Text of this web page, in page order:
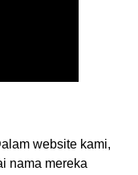
website kami,
nama mereka